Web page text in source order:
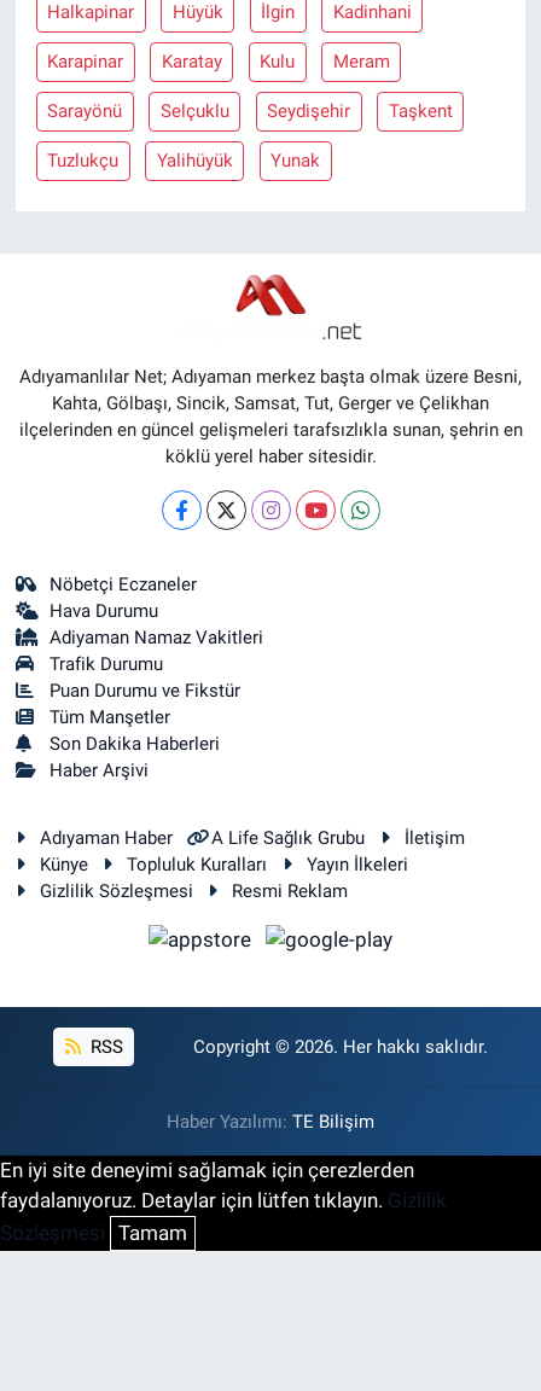
Halkapinar Hüyük İlgin Kadinhani
Karapinar Karatay Kulu Meram
Sarayönü Selçuklu Seydişehir Taşkent
Tuzlukçu Yalihüyük Yunak
Adıyamanlılar Net; Adıyaman merkez başta olmak üzere Besni,
Kahta, Gölbaşı, Sincik, Samsat, Tut, Gerger ve Çelikhan
ilçelerinden en güncel gelişmeleri tarafsızlıkla sunan, şehrin en
köklü yerel haber sitesidir.
Nöbetçi Eczaneler
Hava Durumu
Adiyaman Namaz Vakitleri
Trafik Durumu
Puan Durumu ve Fikstür
Tüm Manşetler
Son Dakika Haberleri
Haber Arşivi
Adıyaman Haber A Life Sağlık Grubu
İletişim
Künye
Topluluk Kuralları
Yayın İlkeleri
Gizlilik Sözleşmesi
Resmi Reklam
RSS Copyright © 2026. Her hakkı saklıdır.
Haber Yazılımı: TE Bilişim
En iyi site deneyimi sağlamak için çerezlerden
faydalanıyoruz. Detaylar için lütfen tıklayın. Gizlilik
Sözleşmesi Tamam